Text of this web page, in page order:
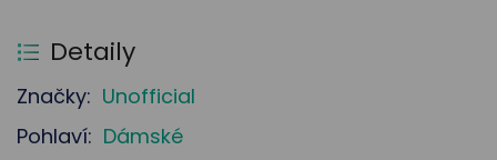
Detaily
Značky: Unofficial
Pohlaví: Dámské